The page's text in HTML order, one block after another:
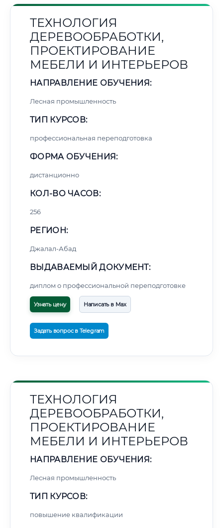
ТЕХНОЛОГИЯ
ДЕРЕВООБРАБОТКИ,
ПРОЕКТИРОВАНИЕ
МЕБЕЛИ И ИНТЕРЬЕРОВ
НАПРАВЛЕНИЕ ОБУЧЕНИЯ:
Лесная промышленность
ТИП КУРСОВ:
профессиональная переподготовка
ФОРМА ОБУЧЕНИЯ:
дистанционно
КОЛ-ВО ЧАСОВ:
256
РЕГИОН:
Джалал-Абад
ВЫДАВАЕМЫЙ ДОКУМЕНТ:
диплом о профессиональной переподготовке
Узнать цену Написать в Max
Задать вопрос в Telegram
ТЕХНОЛОГИЯ
ДЕРЕВООБРАБОТКИ,
ПРОЕКТИРОВАНИЕ
МЕБЕЛИ И ИНТЕРЬЕРОВ
НАПРАВЛЕНИЕ ОБУЧЕНИЯ:
Лесная промышленность
ТИП КУРСОВ:
повышение квалификации